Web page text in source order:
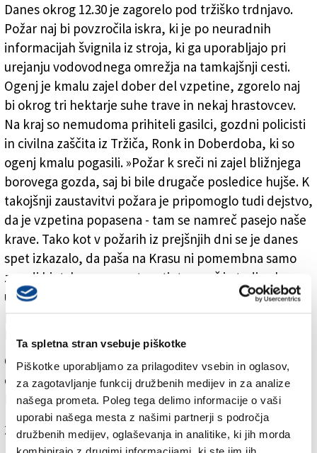
Ta spletna stran vsebuje piškotke
Piškotke uporabljamo za prilagoditev vsebin in oglasov,
za zagotavljanje funkcij družbenih medijev in za analize
našega prometa. Poleg tega delimo informacije o vaši
uporabi našega mesta z našimi partnerji s področja
družbenih medijev, oglaševanja in analitike, ki jih morda
kombinirajo z drugimi informacijami, ki ste jim jih
Pogorišče (CIVILNA ZAŠČITA)
Danes okrog 12.30 je zagorelo pod tržiško trdnjavo.
Požar naj bi povzročila iskra, ki je po neuradnih
informacijah švignila iz stroja, ki ga uporabljajo pri
urejanju vodovodnega omrežja na tamkajšnji cesti.
Ogenj je kmalu zajel dober del vzpetine, zgorelo naj
bi okrog tri hektarje suhe trave in nekaj hrastovcev.
Na kraj so nemudoma prihiteli gasilci, gozdni policisti
in civilna zaščita iz Tržiča, Ronk in Doberdoba, ki so
ogenj kmalu pogasili. »Požar k sreči ni zajel bližnjega
borovega gozda, saj bi bile drugače posledice hujše. K
takojšnji zaustavitvi požara je pripomoglo tudi dejstvo,
da je vzpetina popasena - tam se namreč pasejo naše
krave. Tako kot v požarih iz prejšnjih dni se je danes
spet izkazalo, da paša na Krasu ni pomembna samo
zaradi biotske raznovrstnosti, temveč je tudi zelo
učinkovito sredstvo pri preprečevanju širjenja
požarov,« je za Primorski dnevnik povedal Andrej
Lakovič, vodja podjetniške naveze Kraška gmajna.
Gasilci so se s požarišča pod tržiško trdnjavo hitro
odpravili v Redipuljo, kjer je zagorelo v Ulici Carso
blizu železnice.
Za branje in pisanje komentarjevje potrebna prijava